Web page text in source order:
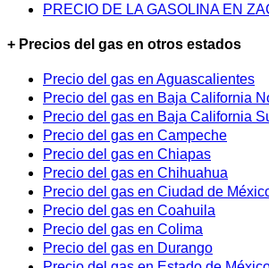
PRECIO DE LA GASOLINA EN
+ Precios del gas en otros estados
Precio del gas en Aguascalientes
Precio del gas en Baja California
Precio del gas en Baja California
Precio del gas en Campeche
Precio del gas en Chiapas
Precio del gas en Chihuahua
Precio del gas en Ciudad de
Precio del gas en Coahuila
Precio del gas en Colima
Precio del gas en Durango